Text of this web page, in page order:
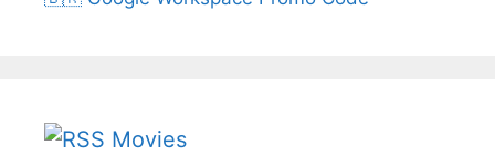
Movies